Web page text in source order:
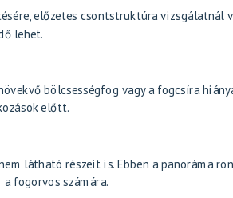
előzetes csontstruktúra vizsgálatnál
lehet.
bölcsességfog vagy a fogcsíra
előtt.
látható részeit is. Ebben a panoráma
fogorvos számára.